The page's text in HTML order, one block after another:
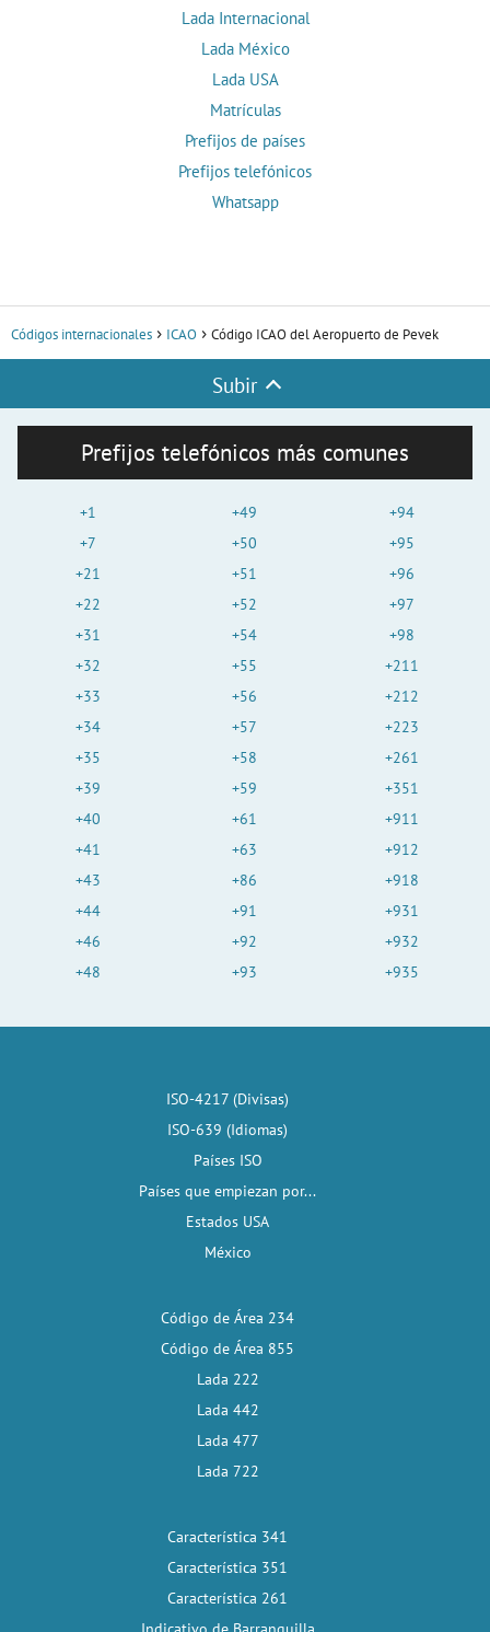
Lada Internacional
Lada México
Lada USA
Matrículas
Prefijos de países
Prefijos telefónicos
Whatsapp
Códigos internacionales ICAO Código ICAO del Aeropuerto de Pevek
Subir
Prefijos telefónicos más comunes
+1
+7
+21
+22
+31
+32
+33
+34
+35
+39
+40
+41
+43
+44
+46
+48
+49
+50
+51
+52
+54
+55
+56
+57
+58
+59
+61
+63
+86
+91
+92
+93
+94
+95
+96
+97
+98
+211
+212
+223
+261
+351
+911
+912
+918
+931
+932
+935
ISO-4217 (Divisas)
ISO-639 (Idiomas)
Países ISO
Países que empiezan por...
Estados USA
México
Código de Área 234
Código de Área 855
Lada 222
Lada 442
Lada 477
Lada 722
Característica 341
Característica 351
Característica 261